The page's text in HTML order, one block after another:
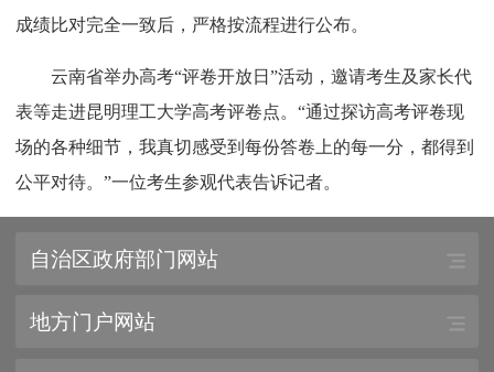
成绩比对完全一致后，严格按流程进行公布。
云南省举办高考“评卷开放日”活动，邀请考生及家长代
表等走进昆明理工大学高考评卷点。“通过探访高考评卷现
场的各种细节，我真切感受到每份答卷上的每一分，都得到
公平对待。”一位考生参观代表告诉记者。
自治区政府部门网站
地方门户网站